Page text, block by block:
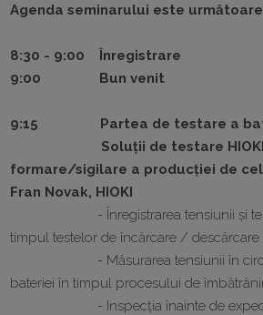
Agenda seminarului este
8:30 - 9:00 Înregistrare
9:00 Bun venit
9:15 Partea de testare a
Soluții de testare HIOKI
formare/sigilare a producției de
Fran Novak, HIOKI
- Înregistrarea tensiunii și
timpul testelor de încărcare / descărcare
- Măsurarea tensiunii în circuit
bateriei în timpul procesului de
- Inspecția înainte de